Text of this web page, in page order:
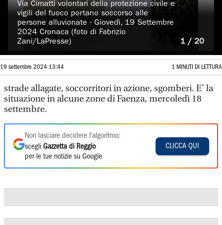
Via Cimatti volontari della protezione civile e
vigili del fuoco portano soccorso alle
persone alluvionate - Giovedì, 19 Settembre
2024 Cronaca (foto di Fabrizio
Zani/LaPresse)
1 / 20
19 settembre 2024 13:44 1 MINUTI DI LETTURA
strade allagate, soccorritori in azione, sgomberi. E' la
situazione in alcune zone di Faenza, mercoledì 18
settembre.
Non lasciare decidere l'algoritmo:
scegli Gazzetta di Reggio
per le tue notizie su Google
CLICCA QUI